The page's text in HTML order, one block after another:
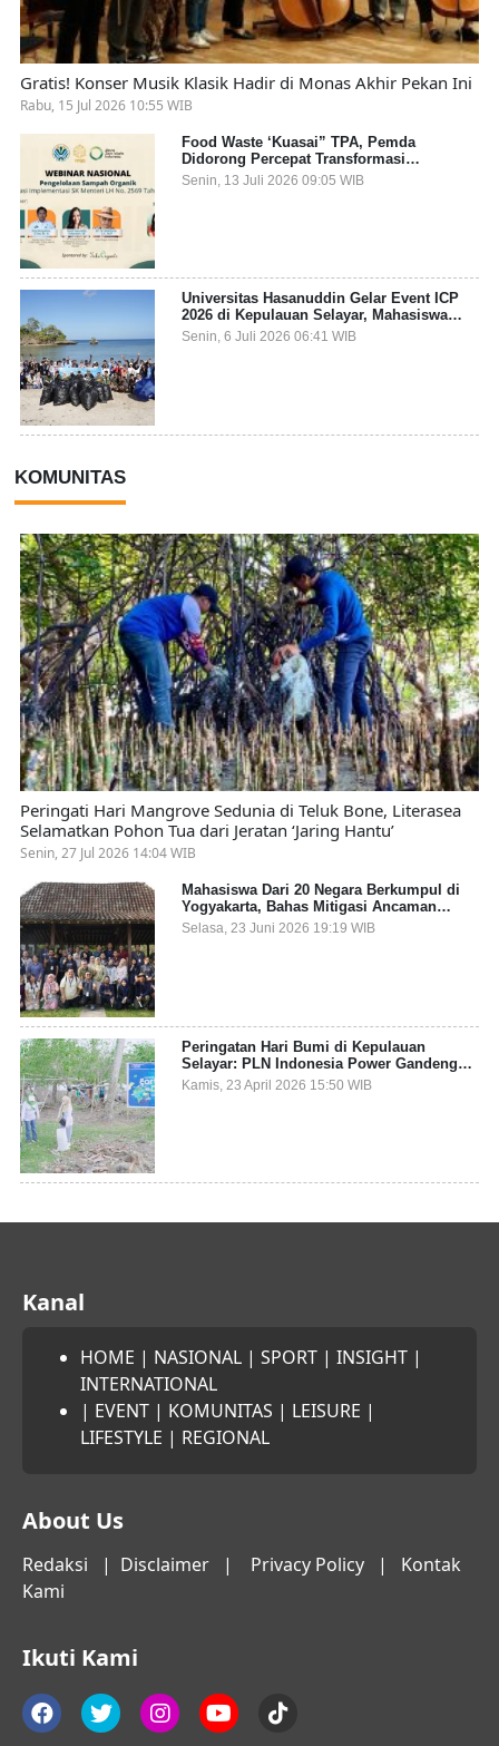
Gratis! Konser Musik Klasik Hadir di Monas Akhir Pekan Ini
Rabu, 15 Jul 2026 10:55 WIB
Food Waste ‘Kuasai” TPA, Pemda
Didorong Percepat Transformasi
Pengelolaan Sampah Organik dari Sumber
Senin, 13 Juli 2026 09:05 WIB
Universitas Hasanuddin Gelar Event ICP
2026 di Kepulauan Selayar, Mahasiswa
dari 27 Negara Jadi Partisipan
Senin, 6 Juli 2026 06:41 WIB
KOMUNITAS
Peringati Hari Mangrove Sedunia di Teluk Bone, Literasea
Selamatkan Pohon Tua dari Jeratan ‘Jaring Hantu’
Senin, 27 Jul 2026 14:04 WIB
Mahasiswa Dari 20 Negara Berkumpul di
Yogyakarta, Bahas Mitigasi Ancaman
Kesehatan Global
Selasa, 23 Juni 2026 19:19 WIB
Peringatan Hari Bumi di Kepulauan
Selayar: PLN Indonesia Power Gandeng
Pemda dan Komunitas, Giatkan Restorasi
Mangrove
Kamis, 23 April 2026 15:50 WIB
Kanal
HOME | NASIONAL | SPORT | INSIGHT |
INTERNATIONAL
| EVENT | KOMUNITAS | LEISURE |
LIFESTYLE | REGIONAL
About Us
Redaksi | Disclaimer | Privacy Policy | Kontak
Kami
Ikuti Kami